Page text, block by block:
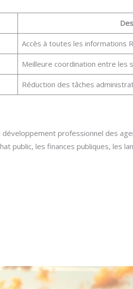
Accès à toutes les informations
Meilleure coordination entre les
Réduction des tâches
développement professionnel des
public, les finances publiques, les